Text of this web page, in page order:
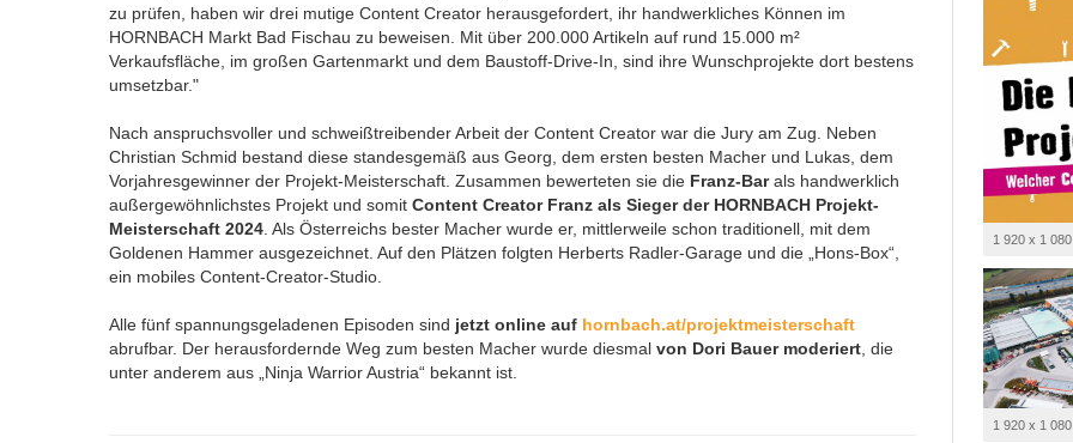
zu prüfen, haben wir drei mutige Content Creator herausgefordert, ihr handwerkliches Können im
HORNBACH Markt Bad Fischau zu beweisen. Mit über 200.000 Artikeln auf rund 15.000 m²
Verkaufsfläche, im großen Gartenmarkt und dem Baustoff-Drive-In, sind ihre Wunschprojekte dort bestens
umsetzbar."
Nach anspruchsvoller und schweißtreibender Arbeit der Content Creator war die Jury am Zug. Neben
Christian Schmid bestand diese standesgemäß aus Georg, dem ersten besten Macher und Lukas, dem
Vorjahresgewinner der Projekt-Meisterschaft. Zusammen bewerteten sie die Franz-Barals handwerklich
außergewöhnlichstes Projekt und somit Content Creator Franz als Sieger der HORNBACH Projekt-
Meisterschaft 2024 . Als Österreichs bester Macher wurde er, mittlerweile schon traditionell, mit dem
Goldenen Hammer ausgezeichnet. Auf den Plätzen folgten Herberts Radler-Garage und die „Hons-Box“,
ein mobiles Content-Creator-Studio.
Alle fünf spannungsgeladenen Episoden sind jetzt online auf hornbach.at/projektmeisterschaft
abrufbar. Der herausfordernde Weg zum besten Macher wurde diesmal von Dori Bauer moderiert , die
unter anderem aus „Ninja Warrior Austria“ bekannt ist.
1 920 x 1 080
1 920 x 1 080